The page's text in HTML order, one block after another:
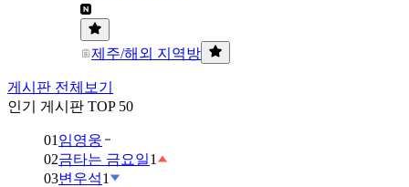
제주/해외 지역방
게시판 전체보기
인기 게시판 TOP 50
01 임영웅
02금타는 금요일1
03변우석1